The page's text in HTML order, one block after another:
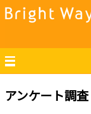
アンケート調査